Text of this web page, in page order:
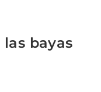
bayas